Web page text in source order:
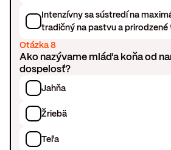
Intenzívny sa sústredí na
tradičný na pastvu a prirodzené
Otázka 8
Ako nazývame mláďa koňa od
dospelosť?
Jahňa
Žriebä
Teľa